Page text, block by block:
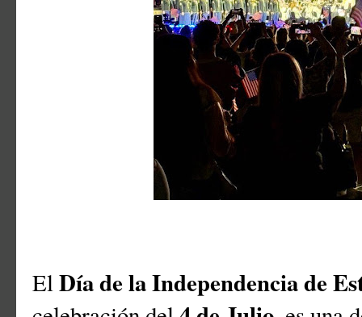
ElDía de la Independencia de